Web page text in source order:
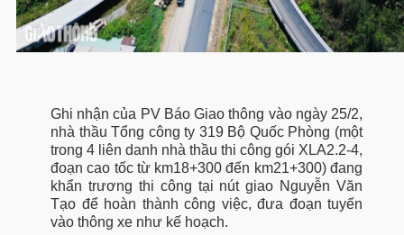
Ghi nhận của PV Báo Giao thông vào ngày 25/2,
nhà thầu Tổng công ty 319 Bộ Quốc Phòng (một
trong 4 liên danh nhà thầu thi công gói XLA2.2-4,
đoạn cao tốc từ km18+300 đến km21+300) đang
khẩn trương thi công tại nút giao Nguyễn Văn
Tạo để hoàn thành công việc, đưa đoạn tuyến
vào thông xe như kế hoạch.